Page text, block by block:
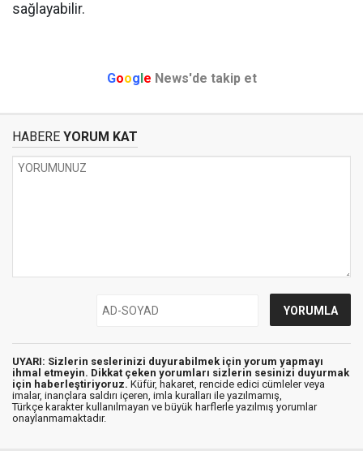
sağlayabilir.
Google News'de takip et
HABERE YORUM KAT
UYARI: Sizlerin seslerinizi duyurabilmek için yorum yapmayı
ihmal etmeyin. Dikkat çeken yorumları sizlerin sesinizi duyurmak
için haberleştiriyoruz. Küfür, hakaret, rencide edici cümleler veya
imalar, inançlara saldırı içeren, imla kuralları ile yazılmamış,
Türkçe karakter kullanılmayan ve büyük harflerle yazılmış yorumlar
onaylanmamaktadır.